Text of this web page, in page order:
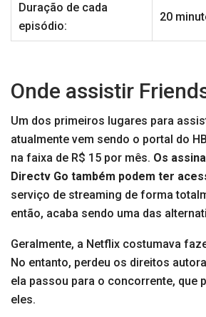
Duração de cada
episódio:
20
Onde assistir
Um dos primeiros lugares para
atualmente vem sendo o portal do
na faixa de R$ 15 por mês. Os
Directv Go também podem ter
serviço de streaming de forma
então, acaba sendo uma das
Geralmente, a Netflix costumava
No entanto, perdeu os direitos
ela passou para o concorrente, que
eles.